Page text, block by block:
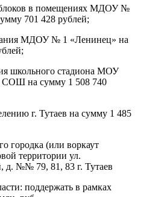
в помещениях МДОУ №
701 428 рублей;
МДОУ № 1 «Ленинец» на
школьного стадиона МОУ
СОШ на сумму 1 508 740
г. Тутаев на сумму 1 485
городка (или воркаут
территории ул.
д. №№ 79, 81, 83 г. Тутаев
поддержать в рамках